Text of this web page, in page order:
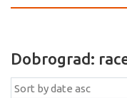
Dobrograd: